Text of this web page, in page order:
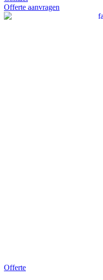
Offerte aanvragen
Offerte